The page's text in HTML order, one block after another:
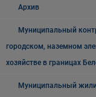
Архив
Муниципальный
городском, наземном
хозяйстве в границах
Муниципальный